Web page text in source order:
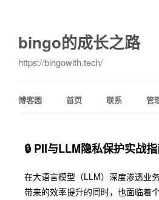
bingo的成长之路
https://bingowith.tech/
博客园 首页 联系 管
🔒 PII与LLM隐私保护实战
在大语言模型（LLM）深度渗透业
带来的效率提升的同时，也面临着